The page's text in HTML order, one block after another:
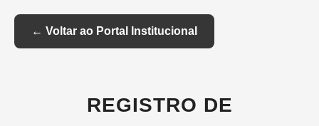
Content← Voltar ao Portal Institucional
REGISTRO DE